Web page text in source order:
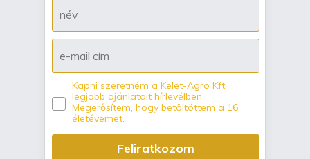
Kapni szeretném a Kelet-Agro Kft.
legjobb ajánlatait hírlevélben.
Megerősítem, hogy betöltöttem a 16.
életévemet.
Feliratkozom